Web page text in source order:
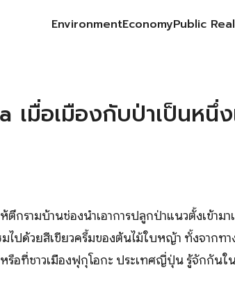
EnvironmentEconomyPublic
เมื่อเมืองกับป่าเป็นหนึ่
กรามบ้านช่องนำเอาการปลูกป่าแนวตั้งเข้าม
ไปด้วยสีเขียวครึ้มของต้นไม้ใบหญ้า ทั้งจากท
หรือที่ชาวเมืองฟุกุโอกะ ประเทศญี่ปุ่น รู้จักกัน